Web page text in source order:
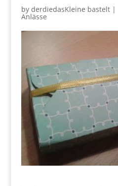
by derdiedasKleine bastelt|
Anlässe